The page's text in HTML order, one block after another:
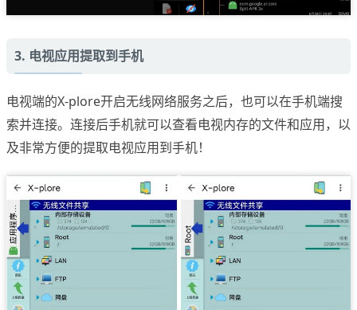
3. 电视应用提取到手机
电视端的X-plore开启无线网络服务之后，也可以在手机端搜
索并连接。连接后手机就可以查看电视内存的文件和应用，以
及非常方便的提取电视应用到手机！